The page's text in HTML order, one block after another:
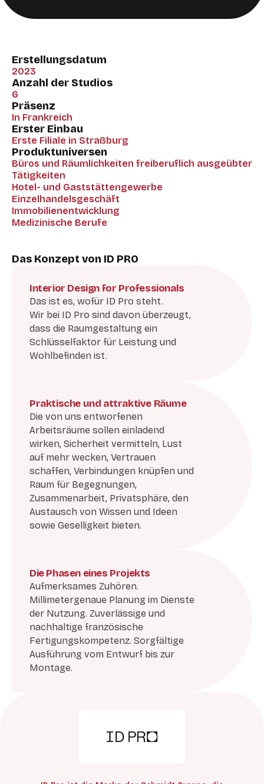
Erstellungsdatum
2023
Anzahl der Studios
6
Präsenz
In Frankreich
Erster Einbau
Erste Filiale in Straßburg
Produktuniversen
Büros und Räumlichkeiten freiberuflich ausgeübter
Tätigkeiten
Hotel- und Gaststättengewerbe
Einzelhandelsgeschäft
Immobilienentwicklung
Medizinische Berufe
Das Konzept von ID PRO
Interior Design for Professionals
Das ist es, wofür ID Pro steht.
Wir bei ID Pro sind davon überzeugt,
dass die Raumgestaltung ein
Schlüsselfaktor für Leistung und
Wohlbefinden ist.
Praktische und attraktive Räume
Die von uns entworfenen
Arbeitsräume sollen einladend
wirken, Sicherheit vermitteln, Lust
auf mehr wecken, Vertrauen
schaffen, Verbindungen knüpfen und
Raum für Begegnungen,
Zusammenarbeit, Privatsphäre, den
Austausch von Wissen und Ideen
sowie Geselligkeit bieten.
Die Phasen eines Projekts
Aufmerksames Zuhören.
Millimetergenaue Planung im Dienste
der Nutzung. Zuverlässige und
nachhaltige französische
Fertigungskompetenz. Sorgfältige
Ausführung vom Entwurf bis zur
Montage.